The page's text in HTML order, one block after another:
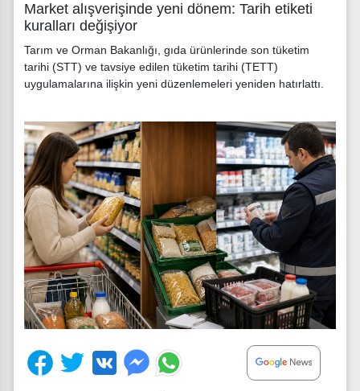
Market alışverişinde yeni dönem: Tarih etiketi
kuralları değişiyor
Tarım ve Orman Bakanlığı, gıda ürünlerinde son tüketim
tarihi (STT) ve tavsiye edilen tüketim tarihi (TETT)
uygulamalarına ilişkin yeni düzenlemeleri yeniden hatırlattı.